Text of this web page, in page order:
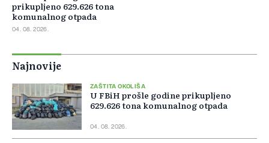
prikupljeno 629.626 tona
komunalnog otpada
04. 08. 2026.
Najnovije
ZAŠTITA OKOLIŠA
U FBiH prošle godine prikupljeno
629.626 tona komunalnog otpada
04. 08. 2026.